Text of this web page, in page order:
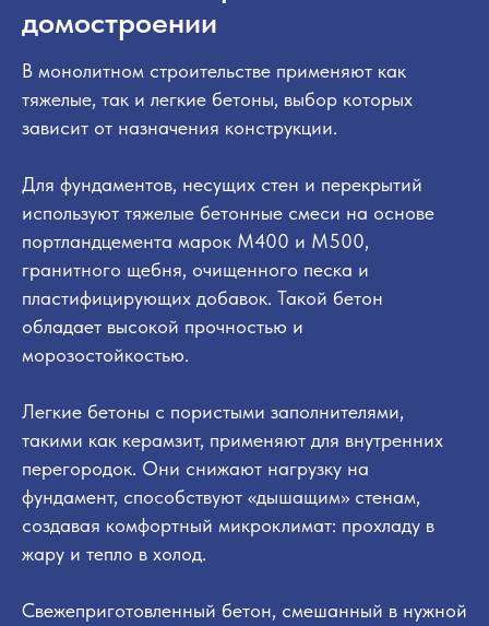
домостроении
В монолитном строительстве применяют как
тяжелые, так и легкие бетоны, выбор которых
зависит от назначения конструкции.
Для фундаментов, несущих стен и перекрытий
используют тяжелые бетонные смеси на основе
портландцемента марок М400 и М500,
гранитного щебня, очищенного песка и
пластифицирующих добавок. Такой бетон
обладает высокой прочностью и
морозостойкостью.
Легкие бетоны с пористыми заполнителями,
такими как керамзит, применяют для внутренних
перегородок. Они снижают нагрузку на
фундамент, способствуют «дышащим» стенам,
создавая комфортный микроклимат: прохладу в
жару и тепло в холод.
Свежеприготовленный бетон, смешанный в нужной